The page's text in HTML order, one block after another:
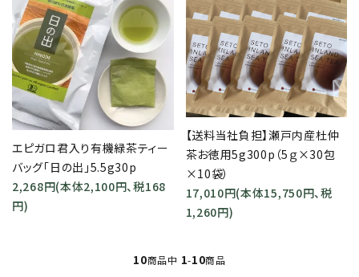
エピガロ君入り有機緑茶ティー
バッグ「日の出」5.5g30p
2,268円(本体2,100円、税168
円)
【送料当社負担】瀬戸内産杜仲
茶お徳用5g300p（5ｇ×30包
×10袋）
17,010円(本体15,750円、税
1,260円)
10商品中 1-10商品
キーワード
close